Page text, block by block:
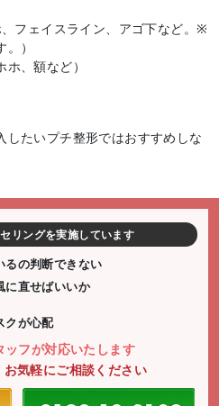
フェイスライン、アゴ下など。※
）
、額など）
したいプチ整形ではおすすめしな
リングを実施しています
るの判断できない
に直せばいいか
クが心配
ッフが対応いたします
気軽にご相談ください